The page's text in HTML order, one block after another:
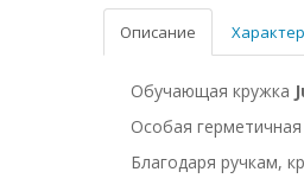
Описание
Обучающая кружка
Особая
Благодаря ручкам,